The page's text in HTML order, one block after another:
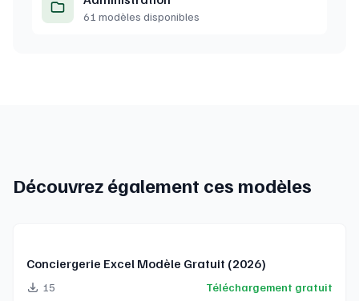
61 modèles disponibles
Découvrez également ces modèles
Conciergerie Excel Modèle Gratuit (2026)
15 Téléchargement gratuit